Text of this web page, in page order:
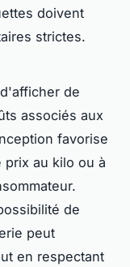
doivent
strictes.
de
associés aux
favorise
prix au kilo ou à
de
peut
en respectant